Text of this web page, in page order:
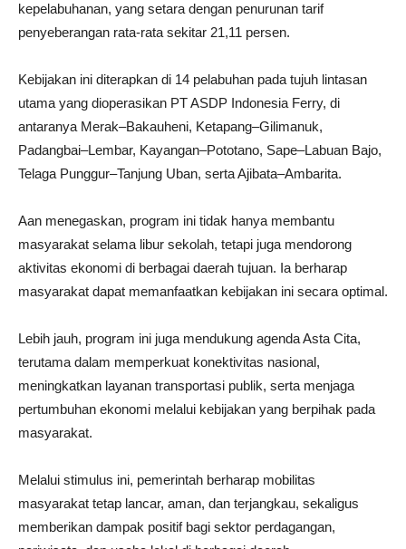
kepelabuhanan, yang setara dengan penurunan tarif
penyeberangan rata-rata sekitar 21,11 persen.
Kebijakan ini diterapkan di 14 pelabuhan pada tujuh lintasan
utama yang dioperasikan PT ASDP Indonesia Ferry, di
antaranya Merak–Bakauheni, Ketapang–Gilimanuk,
Padangbai–Lembar, Kayangan–Pototano, Sape–Labuan Bajo,
Telaga Punggur–Tanjung Uban, serta Ajibata–Ambarita.
Aan menegaskan, program ini tidak hanya membantu
masyarakat selama libur sekolah, tetapi juga mendorong
aktivitas ekonomi di berbagai daerah tujuan. Ia berharap
masyarakat dapat memanfaatkan kebijakan ini secara optimal.
Lebih jauh, program ini juga mendukung agenda Asta Cita,
terutama dalam memperkuat konektivitas nasional,
meningkatkan layanan transportasi publik, serta menjaga
pertumbuhan ekonomi melalui kebijakan yang berpihak pada
masyarakat.
Melalui stimulus ini, pemerintah berharap mobilitas
masyarakat tetap lancar, aman, dan terjangkau, sekaligus
memberikan dampak positif bagi sektor perdagangan,